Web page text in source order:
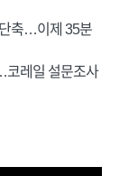
축…이제 35분
코레일 설문조사